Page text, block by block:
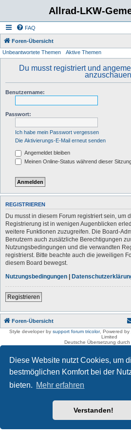
Diese Website nutzt Cookies, um
bestmöglichen Komfort bei der
bieten. Mehr erfahren
Verstanden!
Allrad-LKW-
FAQ
Foren-Übersicht
Unbeantwortete Themen Aktive Themen
Du musst registriert und
Benutzername:
Passwort:
Ich habe mein Passwort vergessen
Die Aktivierungs-E-Mail erneut senden
Angemeldet bleiben
Meinen Online-Status während dieser
REGISTRIEREN
Du musst in diesem Forum registriert sein, um
Registrierung ist in wenigen Augenblicken
weitere Funktionen zuzugreifen. Die Board-
Benutzern auch zusätzliche Berechtigungen
Nutzungsbedingungen und die verwandten
registrierst. Bitte beachte auch die jeweiligen
diesem Board bewegst.
Nutzungsbedingungen |
Registrieren
Foren-Übersicht
Style developer by support forum tricolor, Powered by
Limited
Deutsche Übersetzung durch
Impressum und